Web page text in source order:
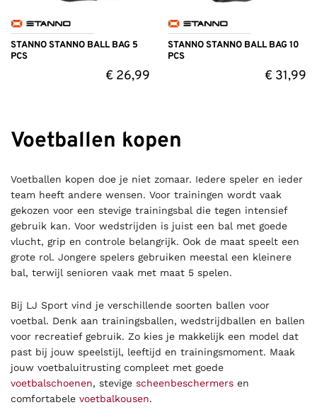
STANNO STANNO BALL BAG 5
PCS
€26,99
STANNO STANNO BALL BAG 10
PCS
€ 31,99
Voetballen kopen
Voetballen kopen doe je niet zomaar. Iedere speler en ieder
team heeft andere wensen. Voor trainingen wordt vaak
gekozen voor een stevige trainingsbal die tegen intensief
gebruik kan. Voor wedstrijden is juist een bal met goede
vlucht, grip en controle belangrijk. Ook de maat speelt een
grote rol. Jongere spelers gebruiken meestal een kleinere
bal, terwijl senioren vaak met maat 5 spelen.
Bij LJ Sport vind je verschillende soorten ballen voor
voetbal. Denk aan trainingsballen, wedstrijdballen en ballen
voor recreatief gebruik. Zo kies je makkelijk een model dat
past bij jouw speelstijl, leeftijd en trainingsmoment. Maak
jouw voetbaluitrusting compleet met goede
voetbalschoenen, stevige scheenbeschermers en
comfortabele voetbalkousen.